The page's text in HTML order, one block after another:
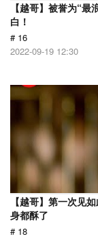
【越哥】被誉为“
白！
# 16
2022-09-19 12:30
【越哥】第一次见
身都酥了
# 18